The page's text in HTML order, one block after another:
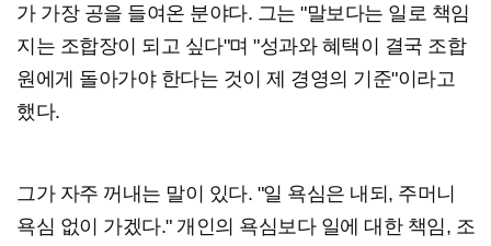
가 가장 공을 들여온 분야다. 그는 "말보다는 일로 책임
지는 조합장이 되고 싶다"며 "성과와 혜택이 결국 조합
원에게 돌아가야 한다는 것이 제 경영의 기준"이라고
했다.
그가 자주 꺼내는 말이 있다. "일 욕심은 내되, 주머니
욕심 없이 가겠다." 개인의 욕심보다 일에 대한 책임, 조